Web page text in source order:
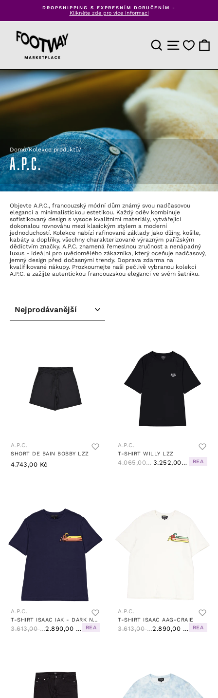
Pozastavit
DROPSHIPPING S EXPRESNÍM DORUČENÍM -
Klikněte zde pro více informací
VYHLEDÁVÁNÍ
NAVIGACE
Domů/Kolekce produktů/
A.P.C.
Objevte A.P.C., francouzský módní dům známý svou nadčasovou
elegancí a minimalistickou estetikou. Každý oděv kombinuje
sofistikovaný design s vysoce kvalitními materiály, vytvářející
dokonalou rovnováhu mezi klasickým stylem a moderní
jednoduchostí. Kolekce nabízí rafinované základy jako džíny, košile,
kabáty a doplňky, všechny charakterizované výrazným pařížským
dědictvím značky. A.P.C. znamená řemeslnou zručnost a nenápadný
luxus - ideální pro uvědomělého zákazníka, který oceňuje nadčasový,
jemný design před dočasnými trendy. Doprava zdarma na
kvalifikované nákupy. Prozkoumejte naši pečlivě vybranou kolekci
A.P.C. a zažijte autentickou francouzskou eleganci ve svém šatníku.
A.P.C.
SHORT DE BAIN BOBBY LZZ
4.743,00 Kč
A.P.C.
T-SHIRT WILLY LZZ
4.065,00 Kč 3.252,00 Kč REA
A.P.C.
T-SHIRT ISAAC IAK - DARK NAVY
3.613,00 Kč 2.890,00 Kč REA
A.P.C.
T-SHIRT ISAAC AAG-CRAIE
3.613,00 Kč 2.890,00 Kč REA